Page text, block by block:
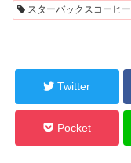
スターバックスコーヒー
Twitter
Pocket